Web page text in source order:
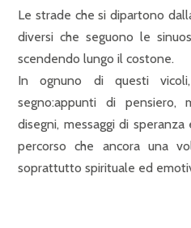
Le strade che si dipartono
diversi che seguono le
scendendo lungo il costone.
In ognuno di questi
segno:appunti di pensiero,
disegni, messaggi di
percorso che ancora una
soprattutto spirituale ed